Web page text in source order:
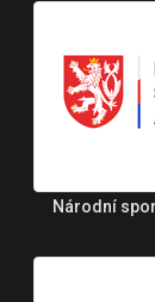
Národní